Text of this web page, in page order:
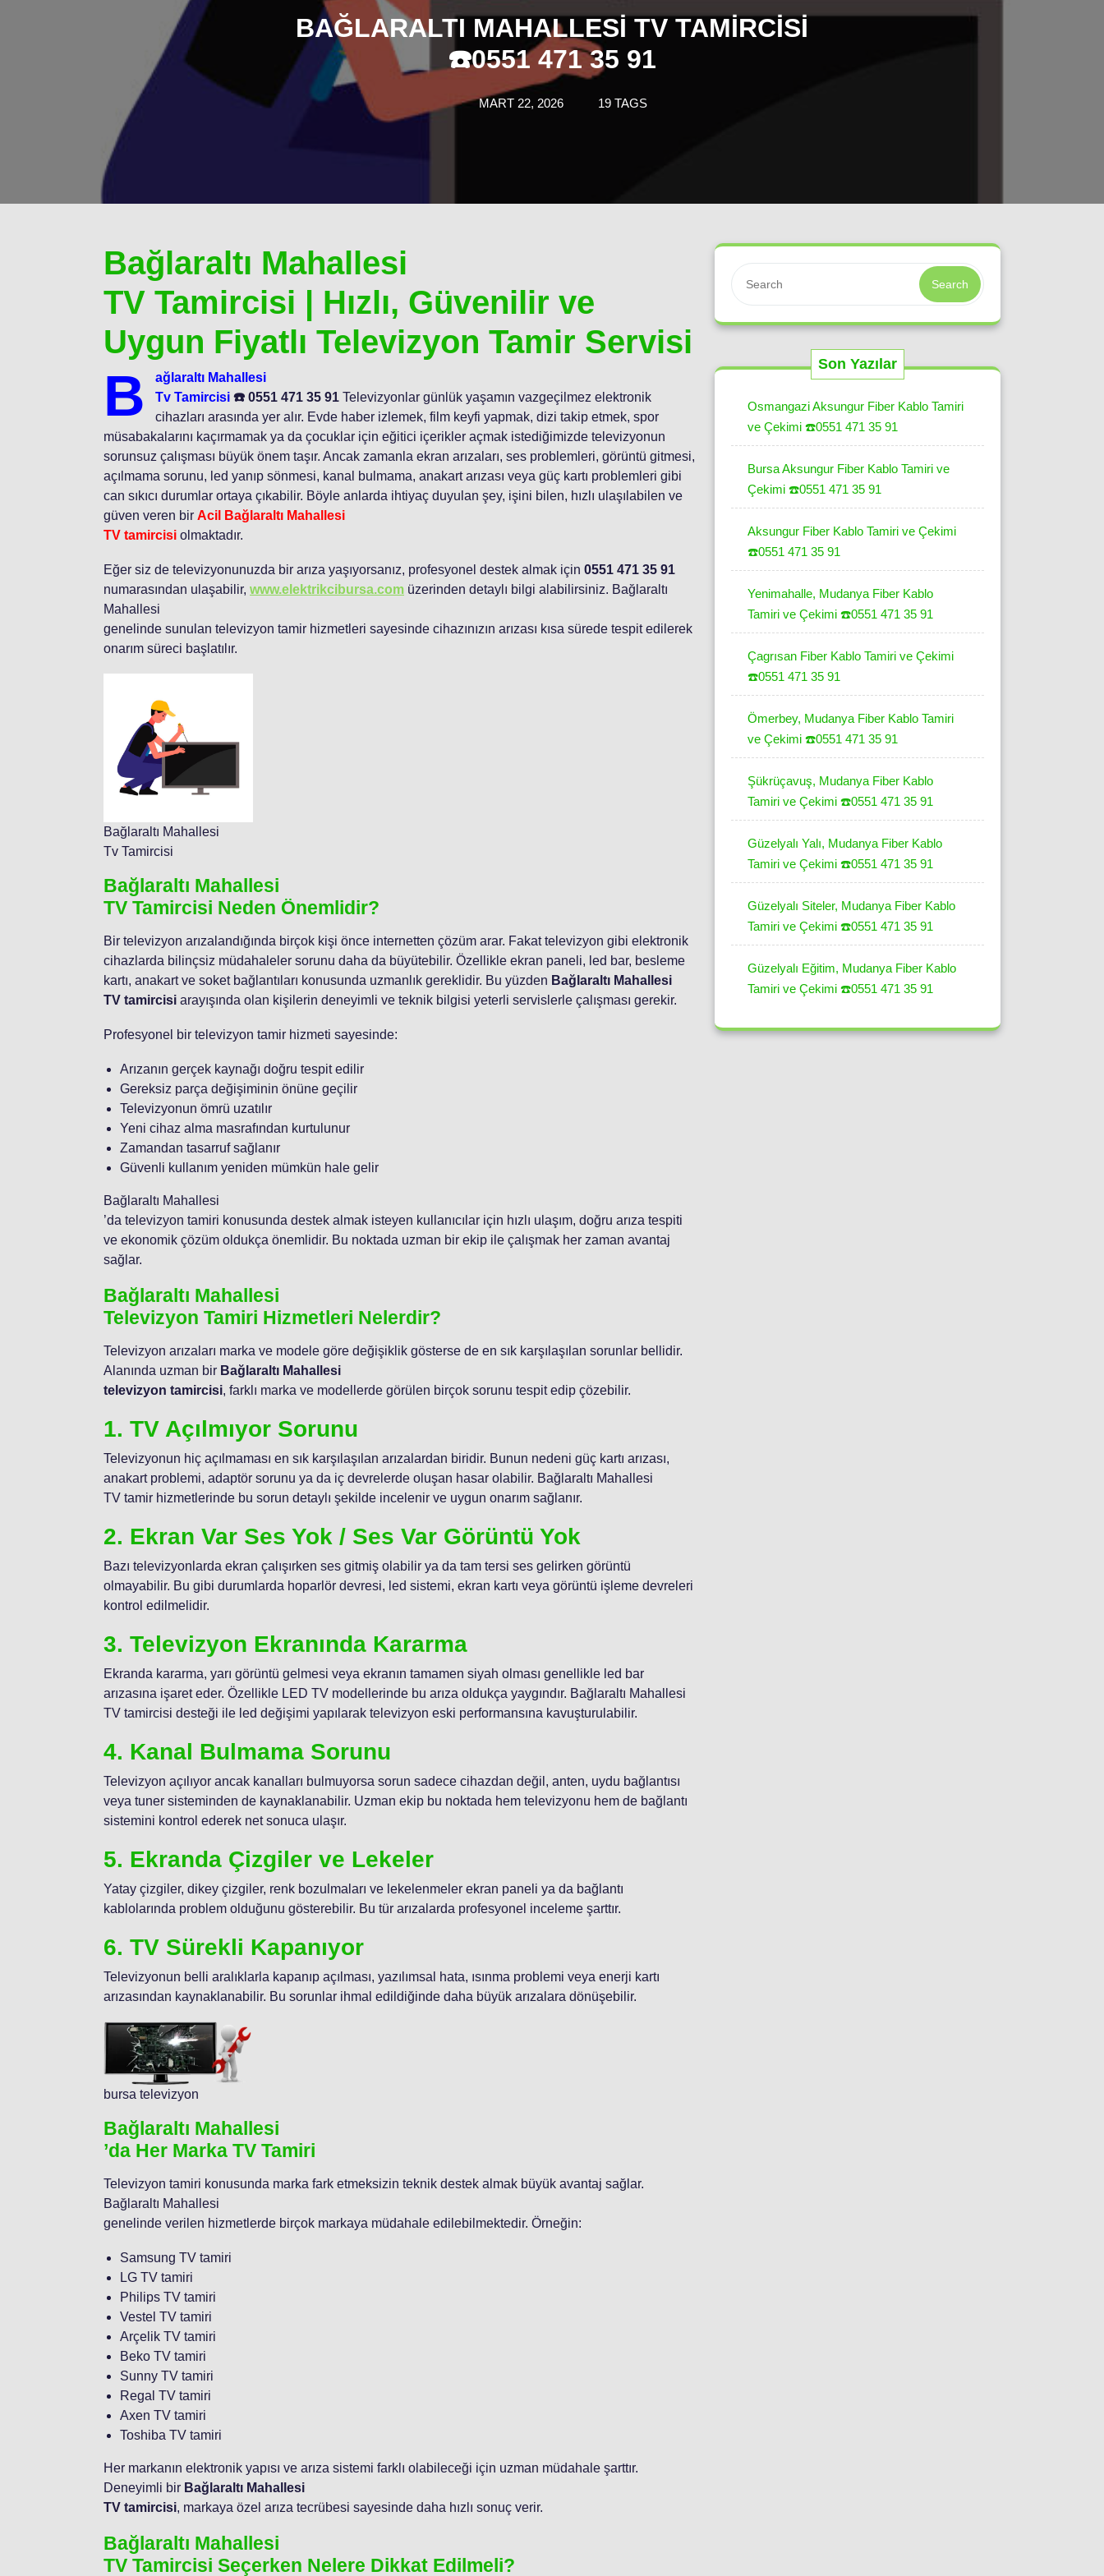
BAĞLARALTI MAHALLESI TV TAMIRCISI
☎️0551 471 35 91
MART 22, 2026 19 TAGS
Bağlaraltı Mahallesi
TV Tamircisi | Hızlı, Güvenilir ve
Uygun Fiyatlı Televizyon Tamir Servisi
B
ağlaraltı Mahallesi
Tv Tamircisi ☎️ 0551 471 35 91 Televizyonlar günlük yaşamın vazgeçilmez elektronik
cihazları arasında yer alır. Evde haber izlemek, film keyfi yapmak, dizi takip etmek, spor
müsabakalarını kaçırmamak ya da çocuklar için eğitici içerikler açmak istediğimizde televizyonun
sorunsuz çalışması büyük önem taşır. Ancak zamanla ekran arızaları, ses problemleri, görüntü gitmesi,
açılmama sorunu, led yanıp sönmesi, kanal bulmama, anakart arızası veya güç kartı problemleri gibi
can sıkıcı durumlar ortaya çıkabilir. Böyle anlarda ihtiyaç duyulan şey, işini bilen, hızlı ulaşılabilen ve
güven veren bir Acil Bağlaraltı Mahallesi
TV tamircisi olmaktadır.
Eğer siz de televizyonunuzda bir arıza yaşıyorsanız, profesyonel destek almak için 0551 471 35 91
numarasından ulaşabilir, www.elektrikcibursa.com üzerinden detaylı bilgi alabilirsiniz. Bağlaraltı
Mahallesi
genelinde sunulan televizyon tamir hizmetleri sayesinde cihazınızın arızası kısa sürede tespit edilerek
onarım süreci başlatılır.
Bağlaraltı Mahallesi
Tv Tamircisi
Bağlaraltı Mahallesi
TV Tamircisi Neden Önemlidir?
Bir televizyon arızalandığında birçok kişi önce internetten çözüm arar. Fakat televizyon gibi elektronik
cihazlarda bilinçsiz müdahaleler sorunu daha da büyütebilir. Özellikle ekran paneli, led bar, besleme
kartı, anakart ve soket bağlantıları konusunda uzmanlık gereklidir. Bu yüzden Bağlaraltı Mahallesi
TV tamircisi arayışında olan kişilerin deneyimli ve teknik bilgisi yeterli servislerle çalışması gerekir.
Profesyonel bir televizyon tamir hizmeti sayesinde:
Arızanın gerçek kaynağı doğru tespit edilir
Gereksiz parça değişiminin önüne geçilir
Televizyonun ömrü uzatılır
Yeni cihaz alma masrafından kurtulunur
Zamandan tasarruf sağlanır
Güvenli kullanım yeniden mümkün hale gelir
Bağlaraltı Mahallesi
’da televizyon tamiri konusunda destek almak isteyen kullanıcılar için hızlı ulaşım, doğru arıza tespiti
ve ekonomik çözüm oldukça önemlidir. Bu noktada uzman bir ekip ile çalışmak her zaman avantaj
sağlar.
Bağlaraltı Mahallesi
Televizyon Tamiri Hizmetleri Nelerdir?
Televizyon arızaları marka ve modele göre değişiklik gösterse de en sık karşılaşılan sorunlar bellidir.
Alanında uzman bir Bağlaraltı Mahallesi
televizyon tamircisi, farklı marka ve modellerde görülen birçok sorunu tespit edip çözebilir.
1. TV Açılmıyor Sorunu
Televizyonun hiç açılmaması en sık karşılaşılan arızalardan biridir. Bunun nedeni güç kartı arızası,
anakart problemi, adaptör sorunu ya da iç devrelerde oluşan hasar olabilir. Bağlaraltı Mahallesi
TV tamir hizmetlerinde bu sorun detaylı şekilde incelenir ve uygun onarım sağlanır.
2. Ekran Var Ses Yok / Ses Var Görüntü Yok
Bazı televizyonlarda ekran çalışırken ses gitmiş olabilir ya da tam tersi ses gelirken görüntü
olmayabilir. Bu gibi durumlarda hoparlör devresi, led sistemi, ekran kartı veya görüntü işleme devreleri
kontrol edilmelidir.
3. Televizyon Ekranında Kararma
Ekranda kararma, yarı görüntü gelmesi veya ekranın tamamen siyah olması genellikle led bar
arızasına işaret eder. Özellikle LED TV modellerinde bu arıza oldukça yaygındır. Bağlaraltı Mahallesi
TV tamircisi desteği ile led değişimi yapılarak televizyon eski performansına kavuşturulabilir.
4. Kanal Bulmama Sorunu
Televizyon açılıyor ancak kanalları bulmuyorsa sorun sadece cihazdan değil, anten, uydu bağlantısı
veya tuner sisteminden de kaynaklanabilir. Uzman ekip bu noktada hem televizyonu hem de bağlantı
sistemini kontrol ederek net sonuca ulaşır.
5. Ekranda Çizgiler ve Lekeler
Yatay çizgiler, dikey çizgiler, renk bozulmaları ve lekelenmeler ekran paneli ya da bağlantı
kablolarında problem olduğunu gösterebilir. Bu tür arızalarda profesyonel inceleme şarttır.
6. TV Sürekli Kapanıyor
Televizyonun belli aralıklarla kapanıp açılması, yazılımsal hata, ısınma problemi veya enerji kartı
arızasından kaynaklanabilir. Bu sorunlar ihmal edildiğinde daha büyük arızalara dönüşebilir.
bursa televizyon
Bağlaraltı Mahallesi
’da Her Marka TV Tamiri
Televizyon tamiri konusunda marka fark etmeksizin teknik destek almak büyük avantaj sağlar.
Bağlaraltı Mahallesi
genelinde verilen hizmetlerde birçok markaya müdahale edilebilmektedir. Örneğin:
Samsung TV tamiri
LG TV tamiri
Philips TV tamiri
Vestel TV tamiri
Arçelik TV tamiri
Beko TV tamiri
Sunny TV tamiri
Regal TV tamiri
Axen TV tamiri
Toshiba TV tamiri
Her markanın elektronik yapısı ve arıza sistemi farklı olabileceği için uzman müdahale şarttır.
Deneyimli bir Bağlaraltı Mahallesi
TV tamircisi, markaya özel arıza tecrübesi sayesinde daha hızlı sonuç verir.
Bağlaraltı Mahallesi
TV Tamircisi Seçerken Nelere Dikkat Edilmeli?
Search
Son Yazılar
Osmangazi Aksungur Fiber Kablo Tamiri
ve Çekimi ☎️0551 471 35 91
Bursa Aksungur Fiber Kablo Tamiri ve
Çekimi ☎️0551 471 35 91
Aksungur Fiber Kablo Tamiri ve Çekimi
☎️0551 471 35 91
Yenimahalle, Mudanya Fiber Kablo
Tamiri ve Çekimi ☎️0551 471 35 91
Çagrısan Fiber Kablo Tamiri ve Çekimi
☎️0551 471 35 91
Ömerbey, Mudanya Fiber Kablo Tamiri
ve Çekimi ☎️0551 471 35 91
Şükrüçavuş, Mudanya Fiber Kablo
Tamiri ve Çekimi ☎️0551 471 35 91
Güzelyalı Yalı, Mudanya Fiber Kablo
Tamiri ve Çekimi ☎️0551 471 35 91
Güzelyalı Siteler, Mudanya Fiber Kablo
Tamiri ve Çekimi ☎️0551 471 35 91
Güzelyalı Eğitim, Mudanya Fiber Kablo
Tamiri ve Çekimi ☎️0551 471 35 91